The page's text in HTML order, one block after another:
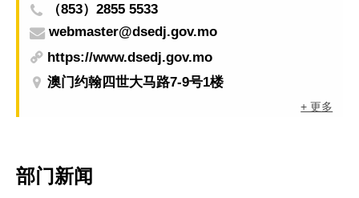
（853）2855 5533
webmaster@dsedj.gov.mo
https://www.dsedj.gov.mo
澳门约翰四世大马路7-9号1楼
+ 更多
部门新闻